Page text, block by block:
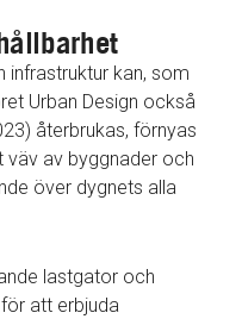
infrastruktur kan, som
Urban Design också
återbrukas, förnyas
av byggnader och
över dygnets alla
lastgator och
att erbjuda